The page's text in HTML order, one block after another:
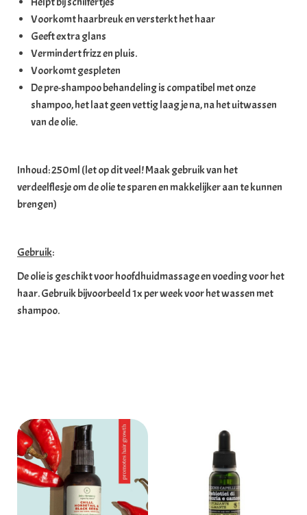
Voorkomt haarbreuk en versterkt het haar
Geeft extra glans
Vermindert frizz en pluis.
Voorkomt gespleten
De pre-shampoo behandeling is compatibel met onze
shampoo, het laat geen vettig laag je na, na het uitwassen
van de olie.
Inhoud: 250ml (let op dit veel! Maak gebruik van het
verdeelflesje om de olie te sparen en makkelijker aan te kunnen
brengen)
Gebruik:
De olie is geschikt voor hoofdhuidmassage en voeding voor het
haar. Gebruik bijvoorbeeld 1x per week voor het wassen met
shampoo.